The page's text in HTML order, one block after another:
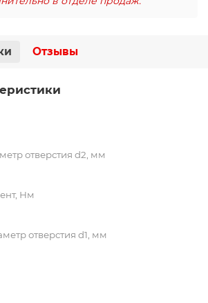
Отзывы
отверстия d2, мм
Нм
отверстия d1, мм